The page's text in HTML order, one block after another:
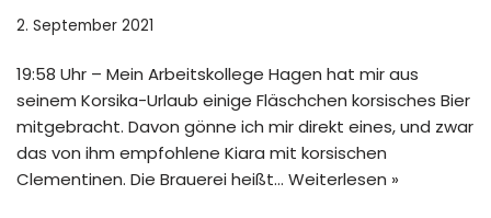
2. September 2021
19:58 Uhr – Mein Arbeitskollege Hagen hat mir aus
seinem Korsika-Urlaub einige Fläschchen korsisches Bier
mitgebracht. Davon gönne ich mir direkt eines, und zwar
das von ihm empfohlene Kiara mit korsischen
Clementinen. Die Brauerei heißt… Weiterlesen »